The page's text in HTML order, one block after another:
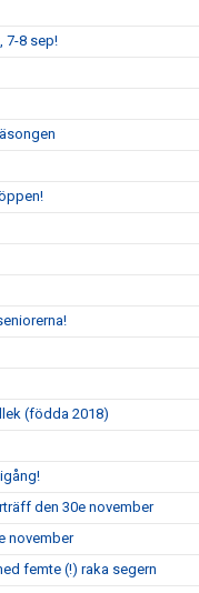
7-8 sep!
(födda 2018)
den 30e november
november
femte (!) raka segern